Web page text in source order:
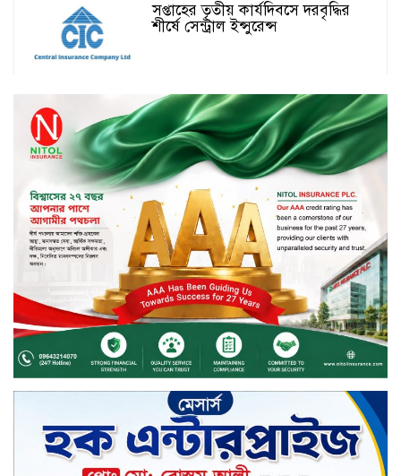
সপ্তাহের তৃতীয় কার্যদিবসে দরবৃদ্ধির
শীর্ষে সেন্ট্রাল ইন্সুরেন্স
সপ্তাহের তৃতীয় কার্যদিবসে দরপতনের
শীর্ষে রিং শাইন টেক্সটাইল
টাঙ্গাইলে জুলাই গণঅভ্যুত্থান দিবস
পালিত
জাতিসংঘের হিসাব ও সরকারি গেজেটের
বাইরে থাকা ৫৬৪ নিহতের পরিচয়
প্রকাশের দাবি বিসিআরএসের
চুয়াডাঙ্গায় পুষ্পস্তবক অর্পণ ও আলোচনা
সভার মধ্য দিয়ে জুলাই গণঅভ্যুত্থান
দিবস পালিত
৮ ব্র্যান্ডের ফর্সাকারী ক্রিমে বিপজ্জনক
মাত্রায় মার্কারি, সতর্ক করল বিএসটিআই